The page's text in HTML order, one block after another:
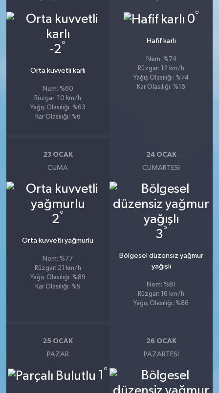
-2°
Orta kuvvetli karlı
Nem: %60
Rüzgar: 10 km/h
Yağış Olasılığı: %63
Kar Olasılığı: %6
0°
Hafif karlı
Nem: %74
Rüzgar: 12 km/h
Yağış Olasılığı: %74
Kar Olasılığı: %16
23 OCAK
CUMA
2°
Orta kuvvetli yağmurlu
Nem: %77
Rüzgar: 21 km/h
Yağış Olasılığı: %89
Kar Olasılığı: %9
24 OCAK
CUMARTESI
3°
Bölgesel düzensiz yağmur
yağışlı
Nem: %81
Rüzgar: 16 km/h
Yağış Olasılığı: %86
25 OCAK
PAZAR
1 °
26 OCAK
PAZARTESI